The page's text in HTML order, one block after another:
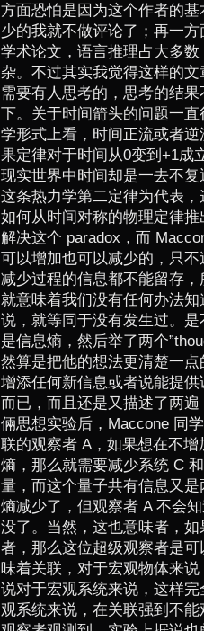
方面恐怕是因为这个作者的
少的我就不做评论了；再一
学术论文，语言推理占大多
杂。不过其实我觉得这样的
需要有人思考的，思考的结
下。关于时间箭头的问题一
学形式上看，时间正流或者
果定律对于时间从0变到+1成
现实世界中时间却是一去不
这条热力学第二定律为代表
如何从时间对称的物理定律
解决这个 paradox，而
可以增加也可以减少的，只
减少过程的信息都不能留存
就意味着我们没有任何办法
说，就等同于没有发生过。
是信息熵，然后举了两个
然算是把他的想法更清楚一
增添任何新信息或者说能提
而已，而且还是又描述了两
倆思想实验后，Maccone 同
联的观察者 A，如果想在不
熵，那么就需要减少系统 C
量，而这个量子共有信息又
熵减少了，但观察者 A 不会
没了。当然，这也意味者，
者，那么这位超级观察者是
味着关联，对于宏观物体来
说对于宏观系统来说，这样
观系统来说，在关联强到不